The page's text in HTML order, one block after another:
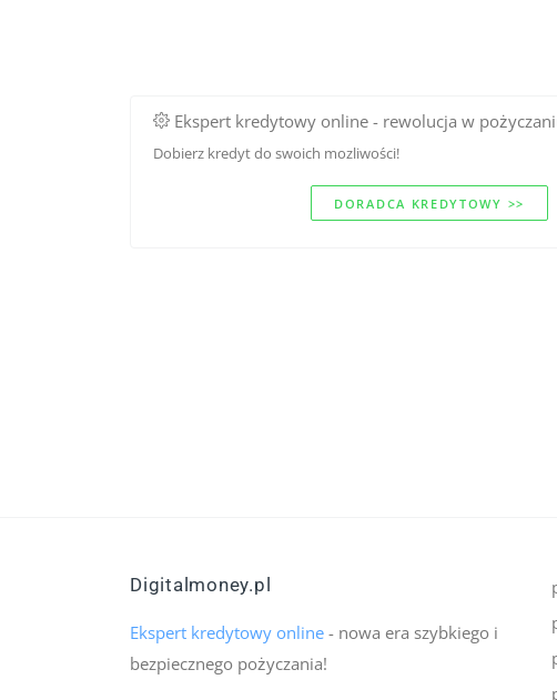
Ekspert kredytowy online - rewolucja w
Dobierz kredyt do swoich mozliwości!
DORADCA KREDYTOWY >>
Digitalmoney.pl
Ekspert kredytowy online - nowa era szybkiego i
bezpiecznego pożyczania!